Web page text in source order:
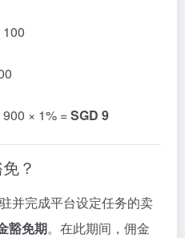
100
900 × 1% =SGD 9
？
驻并完成平台设定任务的卖
豁免期。 在此期间， 佣金